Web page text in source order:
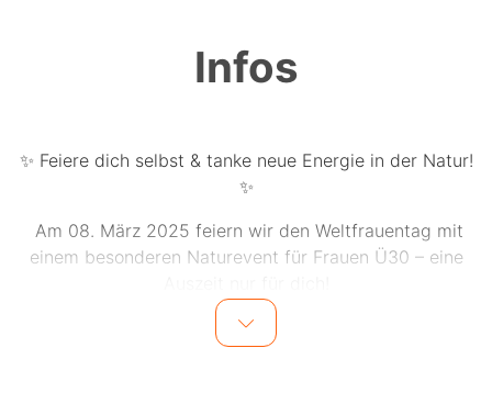
Infos
✨ Feiere dich selbst & tanke neue Energie in der Natur!
✨
Am 08. März 2025 feiern wir den Weltfrauentag mit
einem besonderen Naturevent für Frauen Ü30 – eine
? Was dich erwartet: